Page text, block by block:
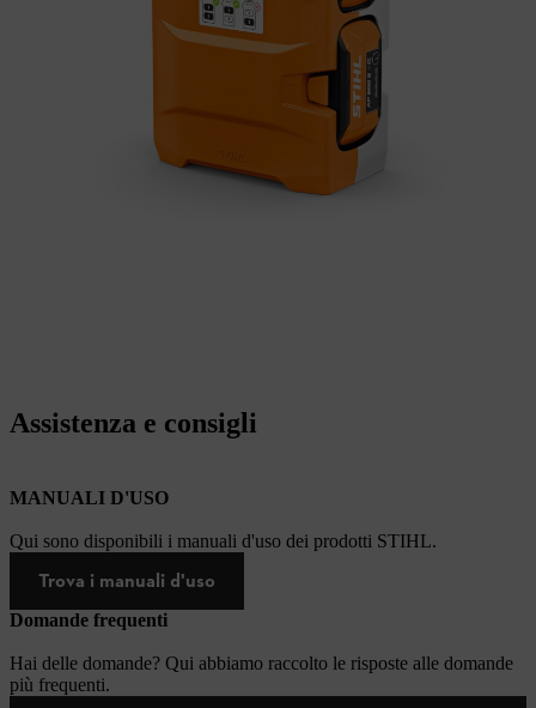
Assistenza e consigli
MANUALI D'USO
Qui sono disponibili i manuali d'uso dei prodotti STIHL.
Trova i manuali d'uso
Domande frequenti
Hai delle domande? Qui abbiamo raccolto le risposte alle domande
più frequenti.